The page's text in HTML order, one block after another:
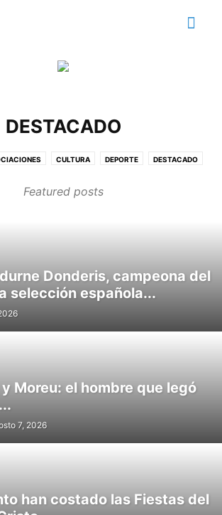
DESTACADO
CULTURA DEPORTE DESTACADO
ESTUDIANTES FEMENINO
Featured posts
Donderis, campeona del
selección española...
Moreu: el hombre que legó
7, 2026
han costado las Fiestas del